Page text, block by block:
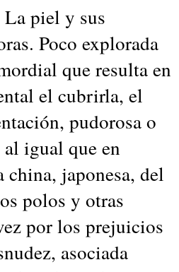
piel y sus
Poco explorada
que resulta en
el cubrirla, el
pudorosa o
igual que en
japonesa, del
polos y otras
por los prejuicios
asociada